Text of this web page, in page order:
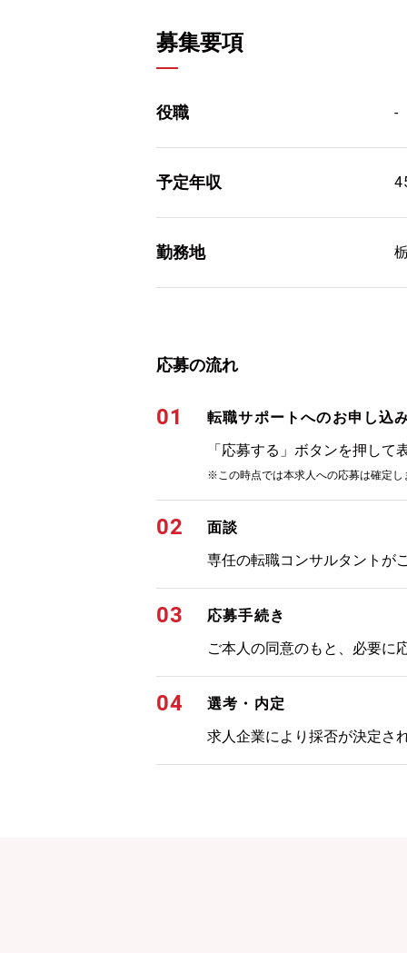
募集要項
役職 -
予定年収
勤務地
応募の流れ
01
転職サポートへのお申し込
「応募する」ボタンを押し
※この時点では本求人への応募は確定し
02
面談
専任の転職コンサルタントが
03
応募手続き
ご本人の同意のもと、必要に
04
選考・内定
求人企業により採否が決定さ